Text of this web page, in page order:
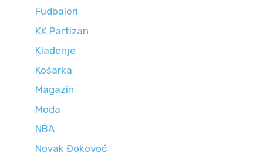
Fudbaleri
KK Partizan
Klađenje
Košarka
Magazin
Moda
NBA
Novak Đokovoć